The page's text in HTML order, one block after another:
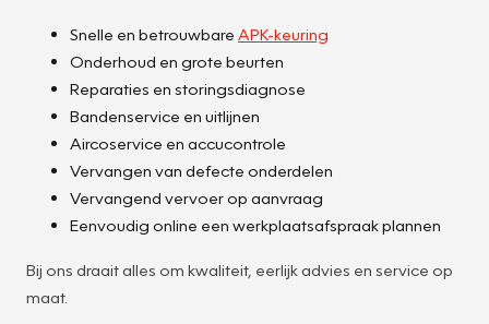
Snelle en betrouwbare APK-keuring
Onderhoud en grote beurten
Reparaties en storingsdiagnose
Bandenservice en uitlijnen
Aircoservice en accucontrole
Vervangen van defecte onderdelen
Vervangend vervoer op aanvraag
Eenvoudig online een werkplaatsafspraak plannen
Bij ons draait alles om kwaliteit, eerlijk advies en service op
maat.